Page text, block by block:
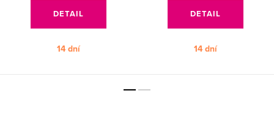
DETAIL
14 dní
DETAIL
14 dní